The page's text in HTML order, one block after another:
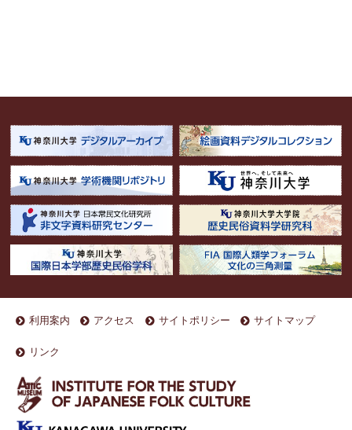
利用案内 アクセス サイトポリシー サイトマップ
リンク